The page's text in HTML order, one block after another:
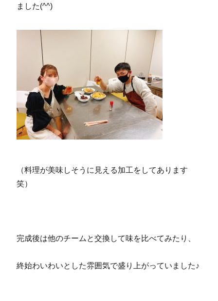
ました(^^)
（料理が美味しそうに見える加工をしてあります
笑）
完成後は他のチームと交換して味を比べてみたり、
終始わいわいとした雰囲気で盛り上がっていました♪